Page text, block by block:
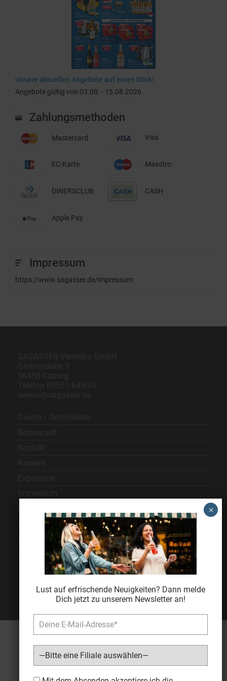
Unsere aktuellen Angebote auf einen Blick!
Angebote gültig von 03.08. - 15.08.2026
Zahlungsmethoden
Mastercard Visa
EC-Karte Maestro
DINERSCLUB CASH
Apple Pay
Impressum
https://www.sagasser.de/impressum
Lust auf erfrischende Neuigkeiten? Dann melde
Dich jetzt zu unserem Newsletter an!
Cookie Einstellungen
Jugendschutz